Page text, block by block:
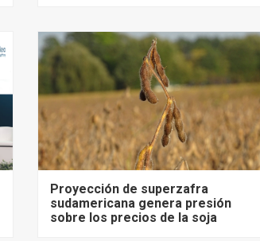
Proyección de superzafra
sudamericana genera presión
sobre los precios de la soja